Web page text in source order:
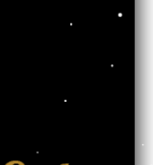
אחת משיטות הייצור של
אשר מגרדת במעט את השכבה
ומטושטשת. בתום הליך זה,
עם צבע בוהק ובולט בכל צבע
אנשי המכירות שלנו באולם
לבחור שטיח מודרני לאור
משוחחים עם כל לקוח כדי